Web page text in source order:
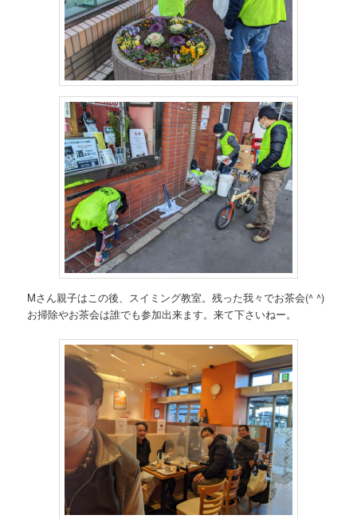
Mさん親子はこの後、スイミング教室。残った我々でお茶会(^ ^)
お掃除やお茶会は誰でも参加出来ます。来て下さいねー。